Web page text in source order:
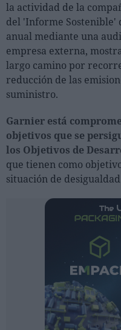
Salud
Moda
Lujo
Eventos
Ferias sectoriales
Formaciones destacadas
Opinión
la actividad de la
del 'Informe Sostenible'
anual mediante una
empresa externa,
largo camino por
reducción de las
suministro.
Garnier está
objetivos que se
los Objetivos de
que tienen como
situación de